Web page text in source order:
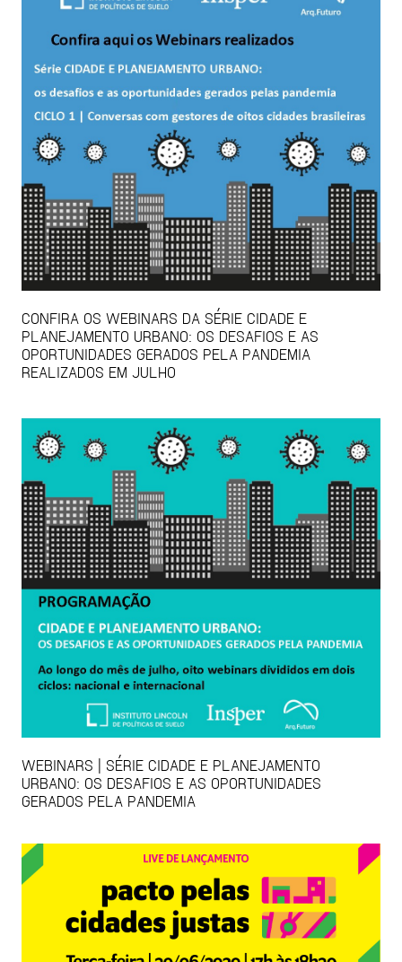
CONFIRA OS WEBINARS DA SÉRIE CIDADE E
PLANEJAMENTO URBANO: OS DESAFIOS E AS
OPORTUNIDADES GERADOS PELA PANDEMIA
REALIZADOS EM JULHO
WEBINARS | SÉRIE CIDADE E PLANEJAMENTO
URBANO: OS DESAFIOS E AS OPORTUNIDADES
GERADOS PELA PANDEMIA